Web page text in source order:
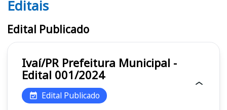
Editais
Editais
Edital Publicado
Ivaí/PR Prefeitura Municipal -
Edital 001/2024
Edital Publicado